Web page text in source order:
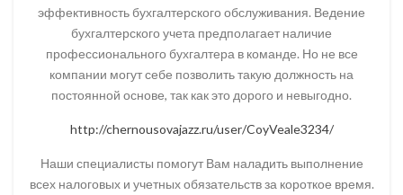
эффективность бухгалтерского обслуживания. Ведение
бухгалтерского учета предполагает наличие
профессионального бухгалтера в команде. Но не все
компании могут себе позволить такую должность на
постоянной основе, так как это дорого и невыгодно.
http://chernousovajazz.ru/user/CoyVeale3234/
Наши специалисты помогут Вам наладить выполнение
всех налоговых и учетных обязательств за короткое время.